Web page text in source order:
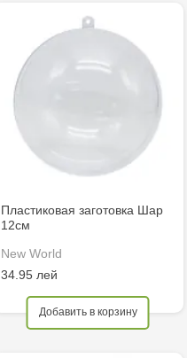
Пластиковая заготовка Шар
12см
New World
34.95 лей
Добавить в корзину